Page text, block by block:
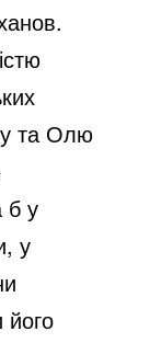
та Олю
б у
у